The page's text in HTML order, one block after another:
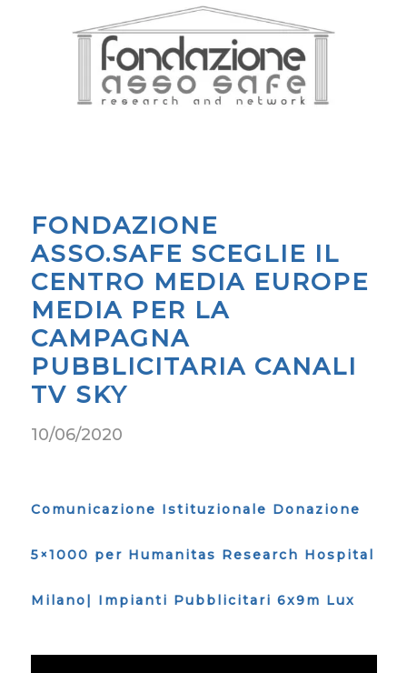
FONDAZIONE
ASSO.SAFE SCEGLIE IL
CENTRO MEDIA EUROPE
MEDIA PER LA
CAMPAGNA
PUBBLICITARIA CANALI
TV SKY
10/06/2020
Comunicazione Istituzionale Donazione
5×1000 per Humanitas Research Hospital
Milano| Impianti Pubblicitari 6x9m Lux